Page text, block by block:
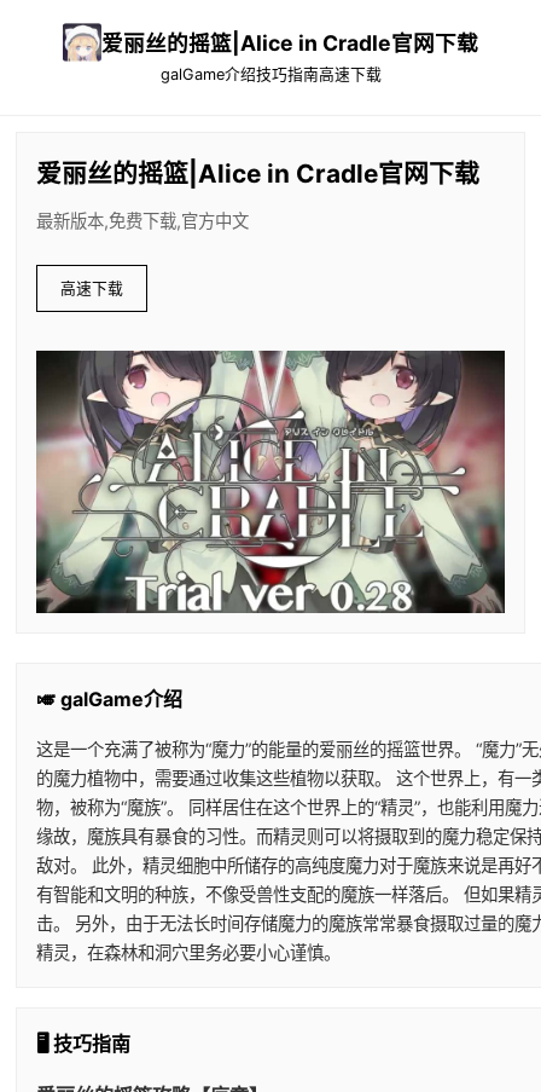
爱丽丝的摇篮|Alice in Cradle官网下载
galGame介绍技巧指南高速下载
爱丽丝的摇篮|Alice in Cradle官网下载
最新版本,免费下载,官方中文
高速下载
🎺 galGame介绍
这是一个充满了被称为“魔力”的能量的爱丽丝的摇篮世界。 “魔力
的魔力植物中，需要通过收集这些植物以获取。 这个世界上，有
物，被称为“魔族”。 同样居住在这个世界上的“精灵”，也能利用
缘故，魔族具有暴食的习性。而精灵则可以将摄取到的魔力稳定
敌对。 此外，精灵细胞中所储存的高纯度魔力对于魔族来说是再
有智能和文明的种族，不像受兽性支配的魔族一样落后。 但如果
击。 另外，由于无法长时间存储魔力的魔族常常暴食摄取过量的
精灵，在森林和洞穴里务必要小心谨慎。
🖥️ 技巧指南